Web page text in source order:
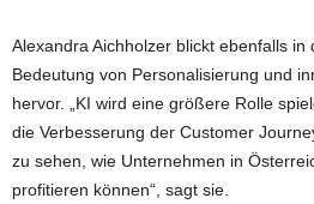
Alexandra Aichholzer blickt ebenfalls
Bedeutung von Personalisierung und
hervor. „KI wird eine größere Rolle
die Verbesserung der Customer
zu sehen, wie Unternehmen in
profitieren können“, sagt sie.